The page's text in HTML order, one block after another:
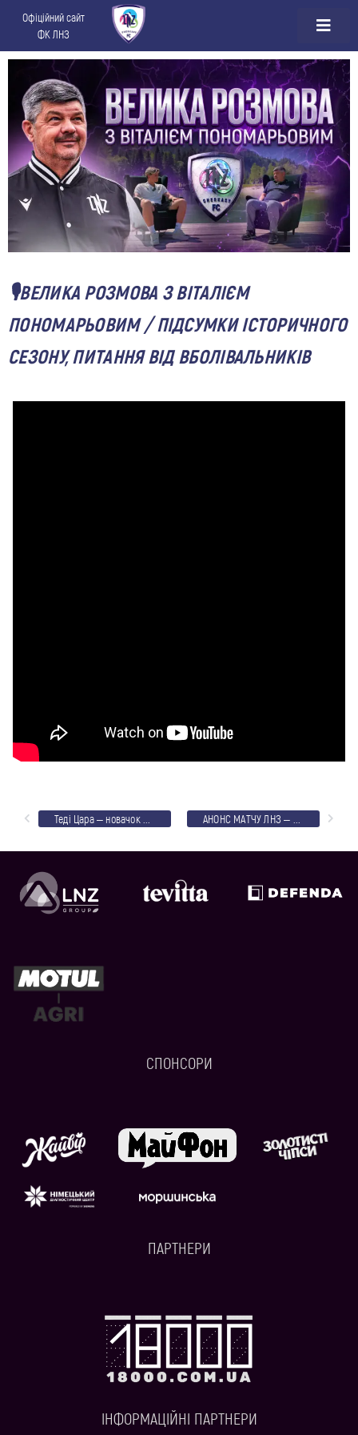
Офіційний сайт
ФК ЛНЗ
🎙ВЕЛИКА РОЗМОВА З ВІТАЛІЄМ
ПОНОМАРЬОВИМ / ПІДСУМКИ ІСТОРИЧНОГО
СЕЗОНУ, ПИТАННЯ ВІД ВБОЛІВАЛЬНИКІВ
СПОНСОРИ
ПАРТНЕРИ
ІНФОРМАЦІЙНІ ПАРТНЕРИ